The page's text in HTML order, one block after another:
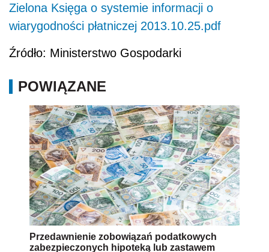
Zielona Księga o systemie informacji o
wiarygodności płatniczej 2013.10.25.pdf
Źródło: Ministerstwo Gospodarki
POWIĄZANE
Przedawnienie zobowiązań podatkowych
zabezpieczonych hipoteką lub zastawem